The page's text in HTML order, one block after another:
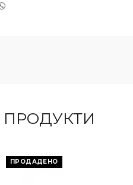
ПРОДАДЕНО